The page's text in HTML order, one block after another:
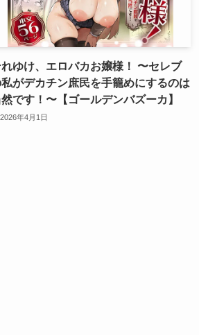
れゆけ、エロバカお嬢様！ 〜セレブ
がデカチン庶民を手籠めにするのは
です！〜【ゴールデンバズーカ】
2026年4月1日